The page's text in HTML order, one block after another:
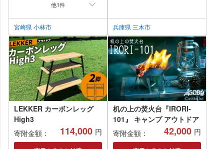
他1件
宮崎県 小林市 兵庫県 三木市
LEKKER カーボンレッグ
High3
寄附金額：
114,000 円
机の上の焚火台『IRORI-
101』 キャンプ アウトドア
寄附金額：
42,000 円